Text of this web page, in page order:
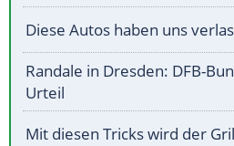
Diese Autos haben uns
Randale in Dresden: DFB-
Urteil
Mit diesen Tricks wird der